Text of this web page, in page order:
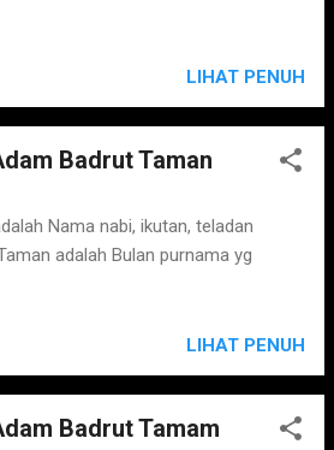
LIHAT PENUH
Badrut Taman
Nama nabi, ikutan, teladan
adalah Bulan purnama yg
LIHAT PENUH
Badrut Tamam